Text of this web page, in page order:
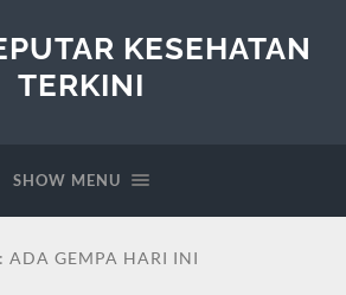
KESEHATAN
TERKINI
SHOW MENU
ADA GEMPA HARI INI